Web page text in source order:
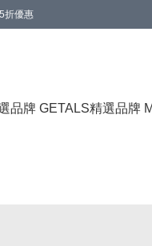
折優惠
品牌 GETALS精選品牌